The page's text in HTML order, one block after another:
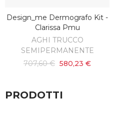
SCOPRI
Design_me Dermografo Kit -
Clarissa Pmu
AGHI TRUCCO
SEMIPERMANENTE
707,60 € 580,23 €
PRODOTTI